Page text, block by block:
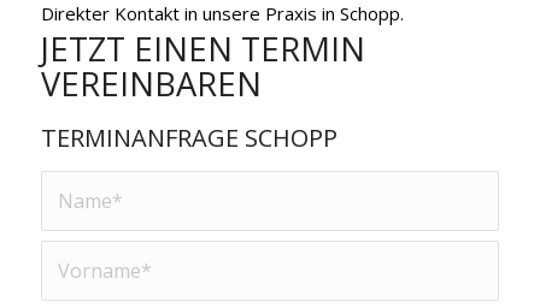
Direkter Kontakt in unsere Praxis in Schopp.
JETZT EINEN TERMIN
VEREINBAREN
TERMINANFRAGE SCHOPP